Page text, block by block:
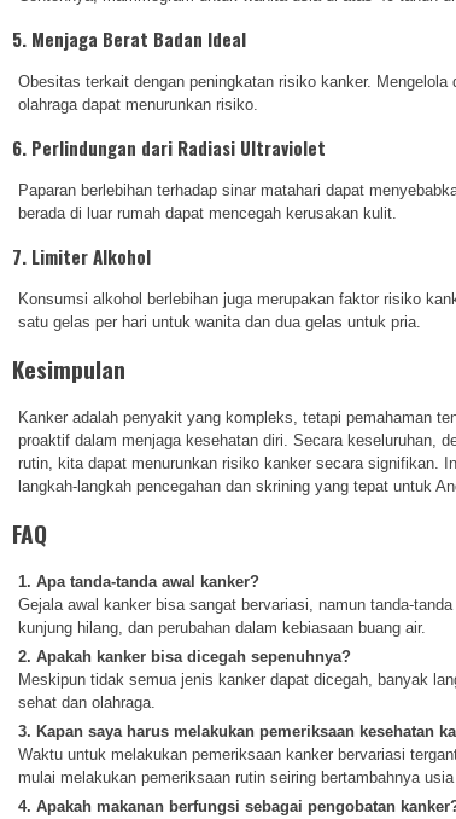
5. Menjaga Berat Badan Ideal
Obesitas terkait dengan peningkatan risiko kanker.
olahraga dapat menurunkan risiko.
6. Perlindungan dari Radiasi Ultraviolet
Paparan berlebihan terhadap sinar matahari dapat
berada di luar rumah dapat mencegah kerusakan kulit.
7. Limiter Alkohol
Konsumsi alkohol berlebihan juga merupakan faktor risiko
satu gelas per hari untuk wanita dan dua gelas untuk pria.
Kesimpulan
Kanker adalah penyakit yang kompleks, tetapi pemahaman
proaktif dalam menjaga kesehatan diri. Secara keseluruhan,
rutin, kita dapat menurunkan risiko kanker secara signifikan.
langkah-langkah pencegahan dan skrining yang tepat untuk
FAQ
1. Apa tanda-tanda awal kanker?
Gejala awal kanker bisa sangat bervariasi, namun tanda-
kunjung hilang, dan perubahan dalam kebiasaan buang air.
2. Apakah kanker bisa dicegah sepenuhnya?
Meskipun tidak semua jenis kanker dapat dicegah, banyak
sehat dan olahraga.
3. Kapan saya harus melakukan pemeriksaan kesehatan
Waktu untuk melakukan pemeriksaan kanker bervariasi
mulai melakukan pemeriksaan rutin seiring bertambahnya
4. Apakah makanan berfungsi sebagai pengobatan